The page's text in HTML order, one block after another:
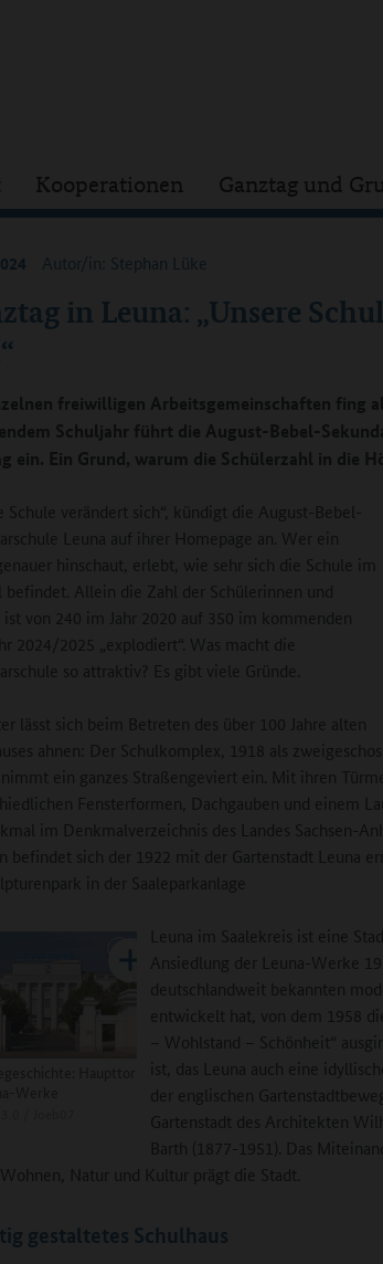
Kooperationen Ganztag und
in Leuna: „Unsere
Autor/in: Stephan Lüke
freiwilligen Arbeitsgemeinschaften fing
Schuljahr führt die August-Bebel-
ein. Ein Grund, warum die Schülerzahl in die
Schule verändert sich“, kündigt die August-Bebel-
Leuna auf ihrer Homepage an. Wer ein
hinschaut, erlebt, wie sehr sich die Schule im
befindet. Allein die Zahl der Schülerinnen und
ist von 240 im Jahr 2020 auf 350 im kommenden
2024/2025 „explodiert“. Was macht die
so attraktiv? Es gibt viele Gründe.
lässt sich beim Betreten des über 100 Jahre alten
ahnen: Der Schulkomplex, 1918 als
ein ganzes Straßengeviert ein. Mit ihren
Fensterformen, Dachgauben und einem
im Denkmalverzeichnis des Landes Sachsen-
befindet sich der 1922 mit der Gartenstadt Leuna
in der Saaleparkanlage
Leuna im Saalekreis ist eine
Ansiedlung der Leuna-Werke
deutschlandweit bekannten
entwickelt hat, von dem 1958
– Wohlstand – Schönheit“
ist, das Leuna auch eine
der englischen
Gartenstadt des Architekten
Barth (1877-1951). Das
Wohnen, Natur und Kultur prägt die Stadt.
gestaltetes Schulhaus